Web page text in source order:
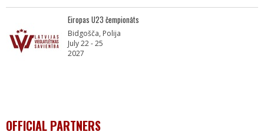
Eiropas U23 čempionāts
Bidgošča, Polija
July 22 - 25
2027
OFFICIAL PARTNERS